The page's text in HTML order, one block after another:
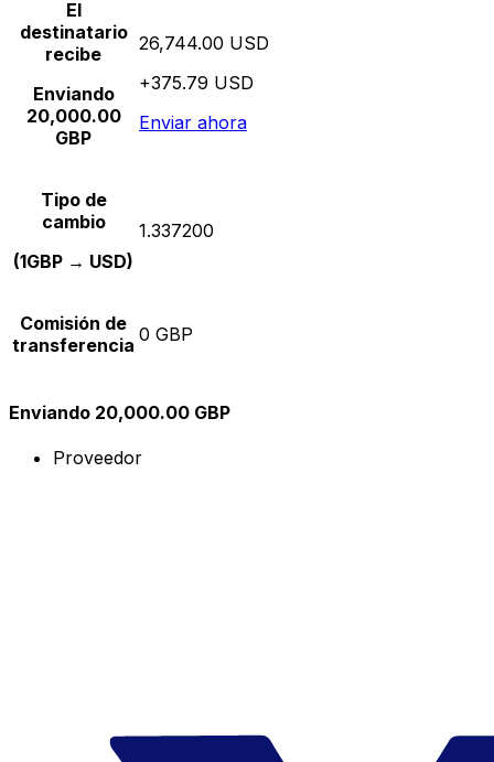
El
destinatario
recibe
Enviando
20,000.00
GBP
26,744.00 USD
+375.79 USD
Enviar ahora
Tipo de
cambio
(1GBP → USD)
1.337200
Comisión de
transferencia 0 GBP
Enviando 20,000.00 GBP
Proveedor